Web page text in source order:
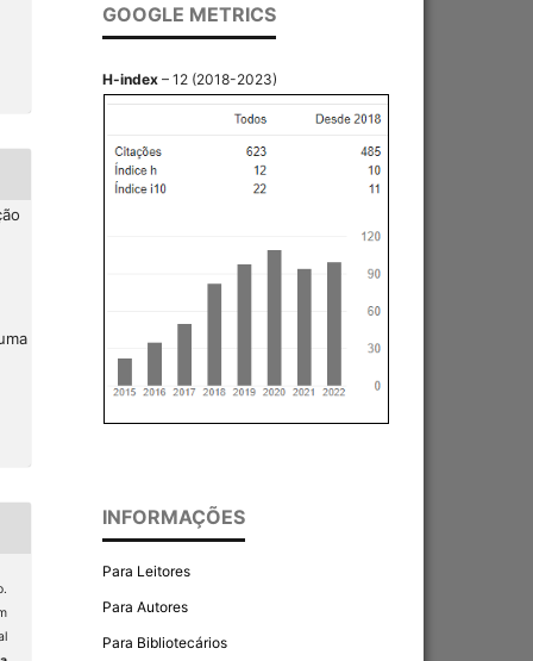
GOOGLE METRICS
H-index – 12 (2018-2023)
INFORMAÇÕES
Para Leitores
Para Autores
Para Bibliotecários